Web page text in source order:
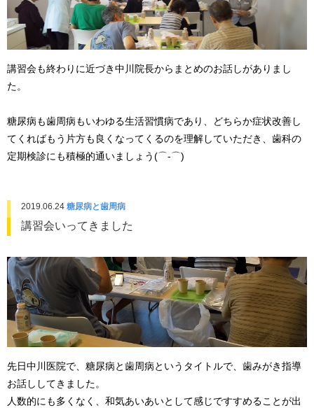
講習会も終わりに近づき中川院長からまとめのお話しがありまし
た。
糖尿病も歯周病もいわゆる生活習慣病であり、どちらか症状改善し
てくればもう片方も良くなってくるのを理解していただき、歯科の
定期検診にも積極的通いましょう(⌒‐⌒)
2019.06.24 糖尿病と歯周病
講習会いってきました
先日中川医院で、糖尿病と歯周病というタイトルで、歯みがき指導
お話ししてきました。
人数的にも多くなく、和気あいあいとして感じですすめることが出